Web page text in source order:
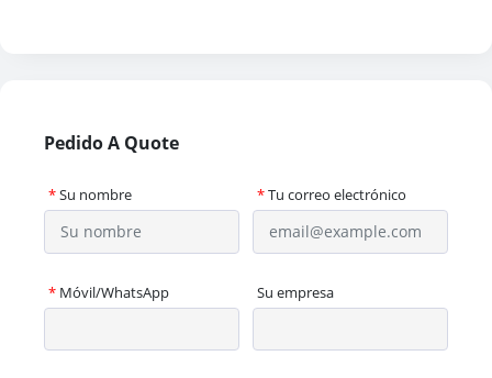
Pedido A Quote
*Su nombre *Tu correo electrónico
* Móvil/WhatsApp Su empresa